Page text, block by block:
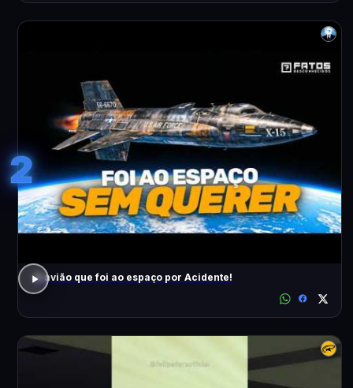
2
O avião que foi ao espaço por Acidente!